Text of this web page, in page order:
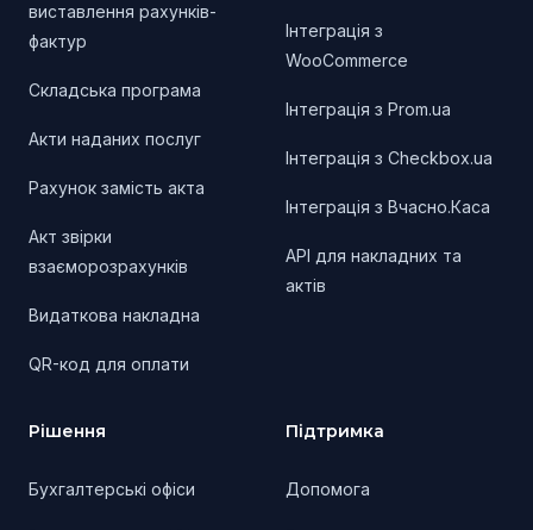
виставлення рахунків-
фактур
Складська програма
Акти наданих послуг
Рахунок замість акта
Акт звірки
взаєморозрахунків
Видаткова накладна
QR-код для оплати
Інтеграція з
WooCommerce
Інтеграція з Prom.ua
Інтеграція з Checkbox.ua
Інтеграція з Вчасно.Каса
API для накладних та
актів
Рішення
Бухгалтерські офіси
Підтримка
Допомога